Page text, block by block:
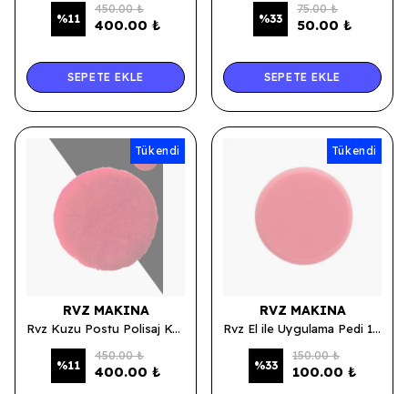
%11
450.00 ₺
400.00 ₺
SEPETE EKLE
%33
75.00 ₺
50.00 ₺
SEPETE EKLE
Tükendi
RVZ MAKINA
Rvz Kuzu Postu Polisaj Keçesi Kırmızı 160mm
%11
450.00 ₺
400.00 ₺
Tükendi
RVZ MAKINA
Rvz El ile Uygulama Pedi 10 Cm - Kırmızı
%33
150.00 ₺
100.00 ₺